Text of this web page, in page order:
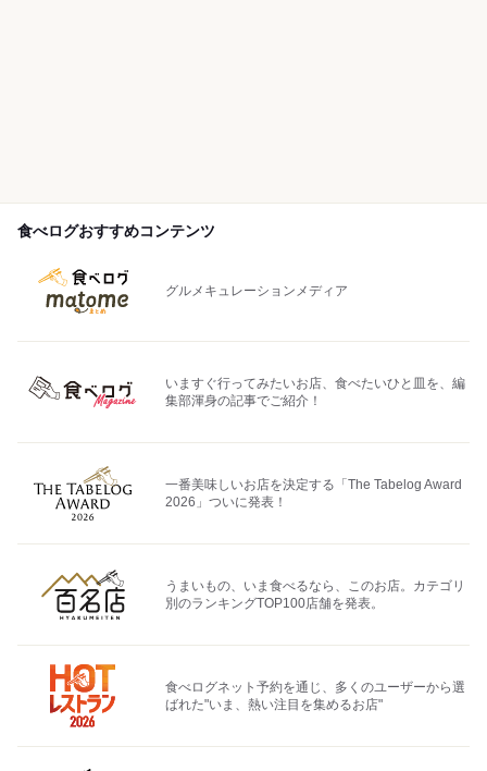
食べログおすすめコンテンツ
グルメキュレーションメディア
いますぐ行ってみたいお店、食べたいひと皿を、編
集部渾身の記事でご紹介！
一番美味しいお店を決定する「The Tabelog Award
2026」ついに発表！
うまいもの、いま食べるなら、このお店。カテゴリ
別のランキングTOP100店舗を発表。
食べログネット予約を通じ、多くのユーザーから選
ばれた"いま、熱い注目を集めるお店"